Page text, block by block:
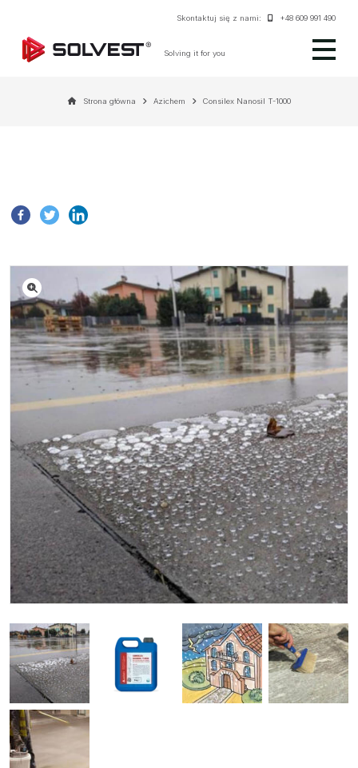
Skontaktuj się z nami: +48 609 991 490
Solving it for you
Strona główna Azichem Consilex Nanosil T-1000